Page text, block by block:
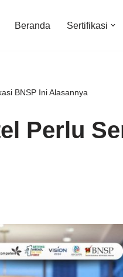
Beranda Sertifikasi
BNSP Ini Alasannya
Perlu